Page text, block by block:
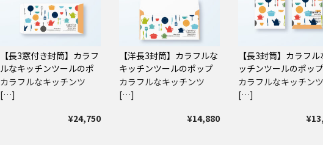
【長3窓付き封筒】カラフ
ルなキッチンツールのポ
ップロゴ
カラフルなキッチンツ
[…]
¥24,750
【洋長3封筒】カラフルな
キッチンツールのポップ
ロゴ
カラフルなキッチンツ
[…]
¥14,880
【長3封筒】カラフ
ッチンツールのポッ
ゴ
カラフルなキッチンツ
[…]